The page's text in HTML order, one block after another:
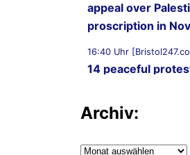
appeal over
proscription in
16:40 Uhr
14 peaceful
demonstration
Prison
16:19 Uhr
Archiv:
Archiv: